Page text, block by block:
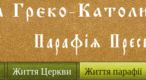
Життя Церкви Життя парафії